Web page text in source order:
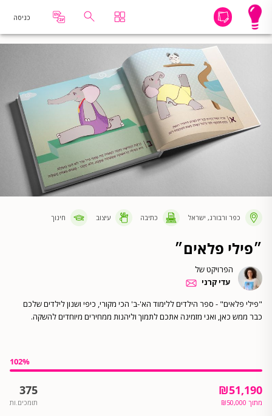
כניסה
כפר ורבורג, ישראל כתיבה עיצוב חינוך
״פילי פלאים״
הפרויקט של
עדי קרני
"פילי פלאים" - ספר הילדים ללימוד הא'-ב' הכי מקורי, כיפי ושנון לילדים שלכם
כבר ממש כאן, ואני מזמינה אתכם לתמוך וליהנות ממחירים מיוחדים להשקה.
102%
₪51,190
מתוך ₪50,000
375
תומכים.ות